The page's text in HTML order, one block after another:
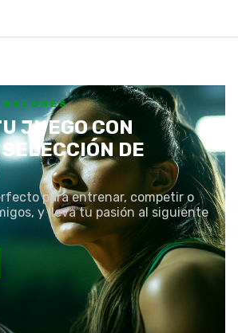
BALONES
JUEGO CON
DE
para entrenar, competir o
y lleva tu pasión al siguiente